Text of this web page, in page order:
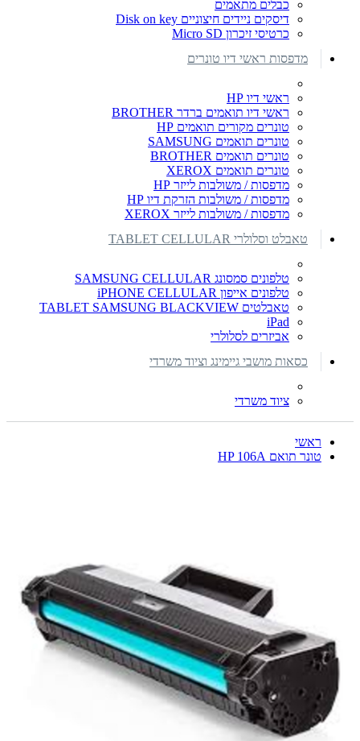
כבלים מתאמים
דיסקים ניידים חיצוניים Disk on key
כרטיסי זיכרון Micro SD
מדפסות ראשי דיו טונרים
ראשי דיו HP
ראשי דיו תואמים ברדר BROTHER
טונרים מקורים תואמים HP
טונרים תואמים SAMSUNG
טונרים תואמים BROTHER
טונרים תואמים XEROX
מדפסות / משולבות לייזר HP
מדפסות / משולבות הזרקת דיו HP
מדפסות / משולבות לייזר XEROX
טאבלט וסלולרי TABLET CELLULAR
טלפונים סמסונג SAMSUNG CELLULAR
טלפונים אייפון iPHONE CELLULAR
טאבלטים TABLET SAMSUNG BLACKVIEW
iPad
אביזרים לסלולרי
כסאות מושבי גיימינג וציוד משרדי
ציוד משרדי
ראשי
טונר תואם HP 106A